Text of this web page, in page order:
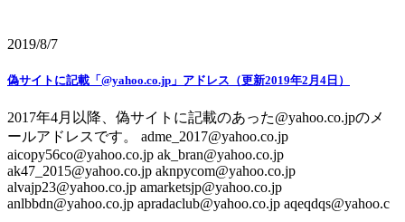
2019/8/7
偽サイトに記載「@yahoo.co.jp」アドレス（更新2019年2月4日）
2017年4月以降、偽サイトに記載のあった@yahoo.co.jpのメ
ールアドレスです。 adme_2017@yahoo.co.jp
aicopy56co@yahoo.co.jp ak_bran@yahoo.co.jp
ak47_2015@yahoo.co.jp aknpycom@yahoo.co.jp
alvajp23@yahoo.co.jp amarketsjp@yahoo.co.jp
anlbbdn@yahoo.co.jp apradaclub@yahoo.co.jp aqeqdqs@yahoo.c